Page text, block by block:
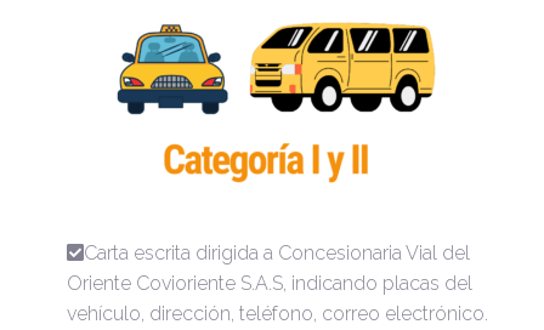
Carta escrita dirigida a Concesionaria Vial del
Oriente Covioriente S.A.S, indicando placas del
vehículo, dirección, teléfono, correo electrónico.